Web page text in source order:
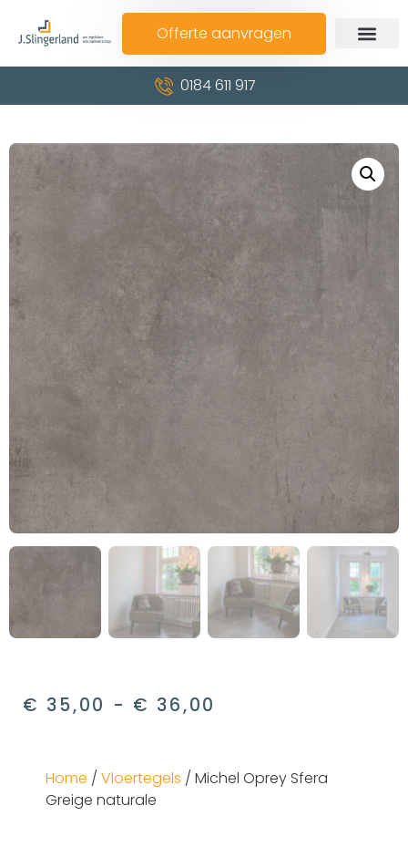
Offerte aanvragen
0184 611 917
€ 35,00 - € 36,00
Home / Vloertegels / Michel Oprey Sfera
Greige naturale